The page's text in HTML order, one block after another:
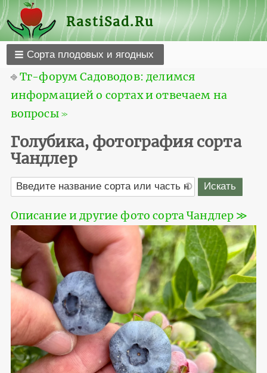
RastiSad.Ru
Сорта плодовых и ягодных
⎆Тг-форум Садоводов: делимся
информацией о сортах и отвечаем на
вопросы ≫
Голубика, фотография сорта
Чандлер
Описание и другие фото сорта Чандлер ≫